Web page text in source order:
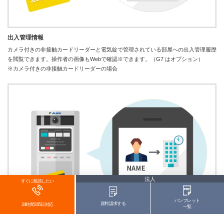
出入管理情報
カメラ付きの非接触カードリーダーと電気錠で管理されている部屋への出入管理履歴
を閲覧できます。操作者の画像もWebで確認※できます。（G7 はオプション）
※カメラ付きの非接触カードリーダーの場合
すぐに相談したい
24時間365日対応
法人
資料請求する
パンフレット
一覧